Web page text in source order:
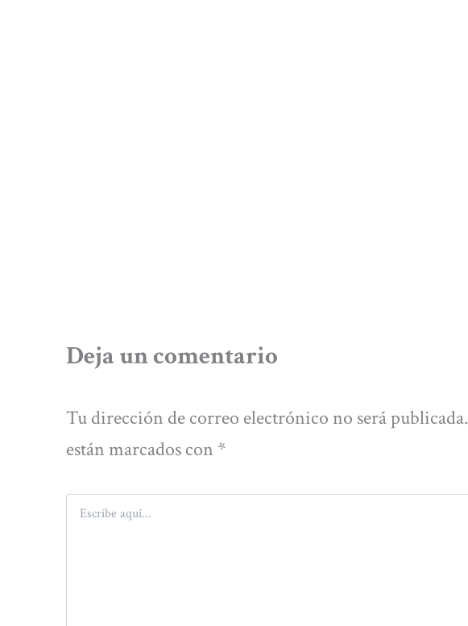
Deja un comentario
Tu dirección de correo electrónico no será publicada.
están marcados con *
Escribe
aquí...